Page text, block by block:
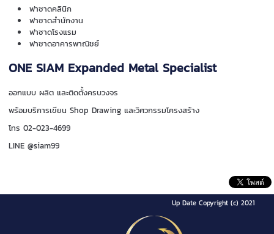
ฟาซาดคลินิก
ฟาซาดสำนักงาน
ฟาซาดโรงแรม
ฟาซาดอาคารพาณิชย์
ONE SIAM Expanded Metal Specialist
ออกแบบ ผลิต และติดตั้งครบวงจร
พร้อมบริการเขียน Shop Drawing และวิศวกรรมโครงสร้าง
โทร 02-023-4699
LINE @siam99
Up Date Copyright (c) 2021